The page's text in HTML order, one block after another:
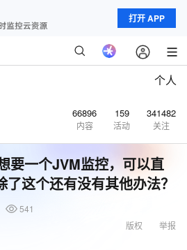
打开 APP
个人
66896
内容
159
活动
341482
关注
要一个JVM监控，可以直
这个还有没有其他办法？
541
举报
版权